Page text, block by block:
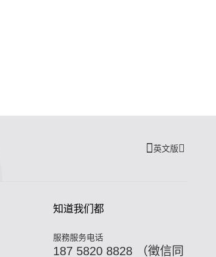
英文版
知道我们都
服務服务电话
187 5820 8828 （徵信同